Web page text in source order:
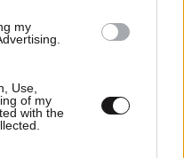
my
Use,
of my
with the